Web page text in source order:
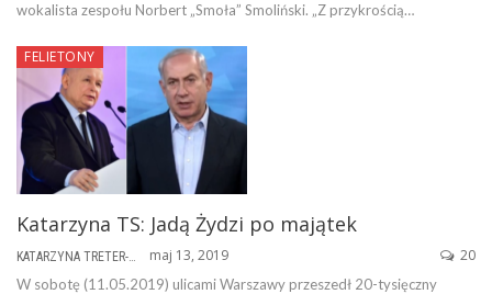
wokalista zespołu Norbert „Smoła” Smoliński. „Z przykrością…
FELIETONY
Katarzyna TS: Jadą Żydzi po majątek
maj 13, 2019 20
W sobotę (11.05.2019) ulicami Warszawy przeszedł 20-tysięczny